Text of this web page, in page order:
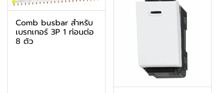
Comb busbar สำหรับ
เบรกเกอร์ 3P 1 ท่อนต่อ
8 ตัว